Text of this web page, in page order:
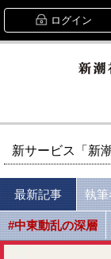
ログイン
新サービス「新
最新記事 執
#中東動乱の深層